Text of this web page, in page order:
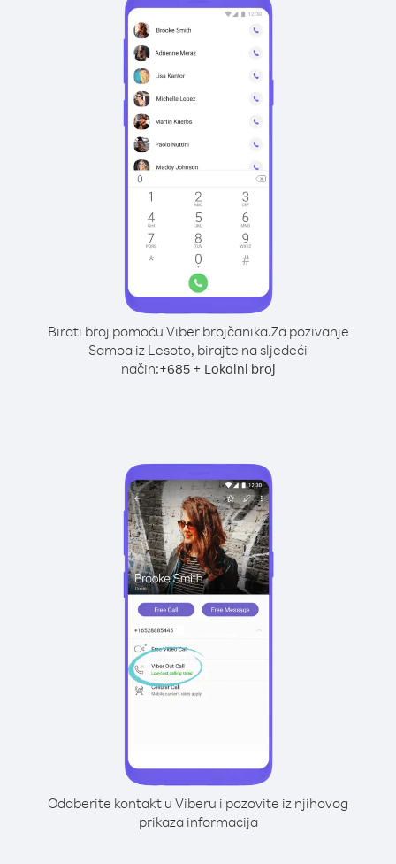
Birati broj pomoću Viber brojčanika.Za pozivanje
Samoa iz Lesoto, birajte na sljedeći
način:+685+ Lokalni broj
Odaberite kontakt u Viberu i pozovite iz njihovog
prikaza informacija